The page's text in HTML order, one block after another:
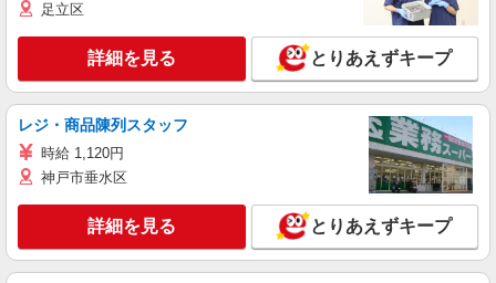
足立区
詳細を見る とりあえずキープ
レジ・商品陳列スタッフ
時給 1,120円
神戸市垂水区
詳細を見る とりあえずキープ